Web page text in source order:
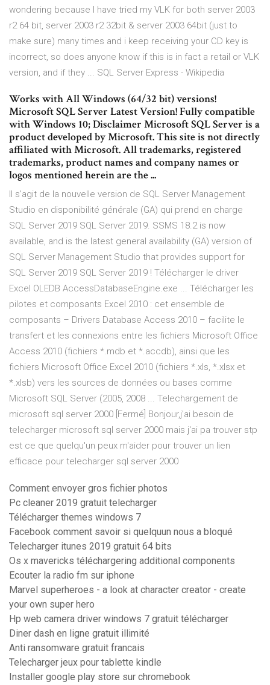
wondering because I have tried my VLK for both server 2003
r2 64 bit, server 2003 r2 32bit & server 2003 64bit (just to
make sure) many times and i keep receiving your CD key is
incorrect, so does anyone know if this is in fact a retail or VLK
version, and if they ... SQL Server Express - Wikipedia
Works with All Windows (64/32 bit) versions!
Microsoft SQL Server Latest Version! Fully compatible
with Windows 10; Disclaimer Microsoft SQL Server is a
product developed by Microsoft. This site is not directly
affiliated with Microsoft. All trademarks, registered
trademarks, product names and company names or
logos mentioned herein are the ...
Il s’agit de la nouvelle version de SQL Server Management
Studio en disponibilité générale (GA) qui prend en charge
SQL Server 2019 SQL Server 2019. SSMS 18.2 is now
available, and is the latest general availability (GA) version of
SQL Server Management Studio that provides support for
SQL Server 2019 SQL Server 2019 ! Télécharger le driver
Excel OLEDB AccessDatabaseEngine.exe ... Télécharger les
pilotes et composants Excel 2010 : cet ensemble de
composants – Drivers Database Access 2010 – facilite le
transfert et les connexions entre les fichiers Microsoft Office
Access 2010 (fichiers *.mdb et *.accdb), ainsi que les
fichiers Microsoft Office Excel 2010 (fichiers *.xls, *.xlsx et
*.xlsb) vers les sources de données ou bases comme
Microsoft SQL Server (2005, 2008 ... Telechargement de
microsoft sql server 2000 [Fermé] Bonjour,j'ai besoin de
telecharger microsoft sql server 2000 mais j'ai pa trouver stp
est ce que quelqu'un peux m'aider pour trouver un lien
efficace pour telecharger sql server 2000
Comment envoyer gros fichier photos
Pc cleaner 2019 gratuit telecharger
Télécharger themes windows 7
Facebook comment savoir si quelquun nous a bloqué
Telecharger itunes 2019 gratuit 64 bits
Os x mavericks téléchargering additional components
Ecouter la radio fm sur iphone
Marvel superheroes - a look at character creator - create
your own super hero
Hp web camera driver windows 7 gratuit télécharger
Diner dash en ligne gratuit illimité
Anti ransomware gratuit francais
Telecharger jeux pour tablette kindle
Installer google play store sur chromebook